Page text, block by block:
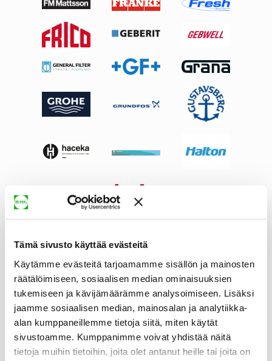
Tämä sivusto käyttää evästeitä
Käytämme evästeitä tarjoamamme sisällön ja mainosten
räätälöimiseen, sosiaalisen median ominaisuuksien
tukemiseen ja kävijämäärämme analysoimiseen. Lisäksi
jaamme sosiaalisen median, mainosalan ja analytiikka-
alan kumppaneillemme tietoja siitä, miten käytät
sivustoamme. Kumppanimme voivat yhdistää näitä
tietoja muihin tietoihin, joita olet antanut heille tai joita on